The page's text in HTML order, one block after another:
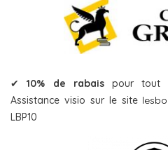
✔10% de rabaispour tout
Assistance visio sur le site
LBP10